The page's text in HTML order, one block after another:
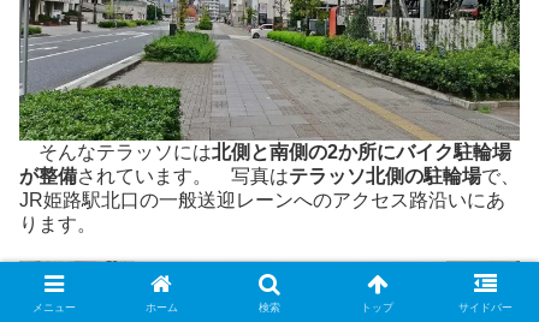
そんなテラッソには北側と南側の2か所にバイク駐輪場
が整備されています。 写真はテラッソ北側の駐輪場で、
JR姫路駅北口の一般送迎レーンへのアクセス路沿いにあ
ります。
メニュー ホーム 検索 トップ サイドバー